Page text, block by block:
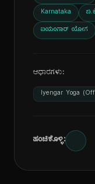
Karnataka
ಐಯಂಗಾರ್ ಯೋಗ
ಆಧಾರಗಳು:
Iyengar Yoga
ಹಂಚಿಕೊಳ್ಳಿ: